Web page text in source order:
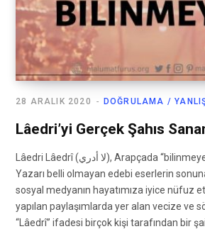
DOĞRULAMA /
28 ARALIK 2020
Lâedri’yi Gerçek Şahıs
Lâedri Lâedrî (لا أدري), Arapçada “bilinmeyen” anlamına gelir.
Yazarı belli olmayan edebi eserlerin
sosyal medyanın hayatımıza iyice nüfuz
yapılan paylaşımlarda yer alan vecize ve
“Lâedrî” ifadesi birçok kişi tarafından bir